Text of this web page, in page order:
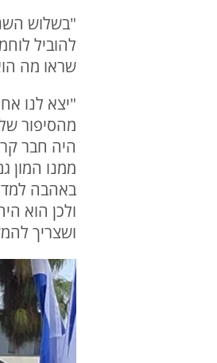
"בשלוש
להוביל
שראו מה
"יצא לנו
היה חבר
ממנו המון
באהבה
ולכן הוא
ושצריך